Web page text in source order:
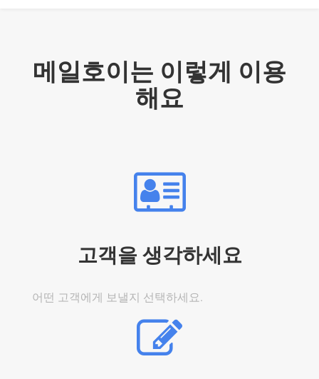
메일호이는 이렇게 이용
해요
고객을 생각하세요
어떤 고객에게 보낼지 선택하세요.